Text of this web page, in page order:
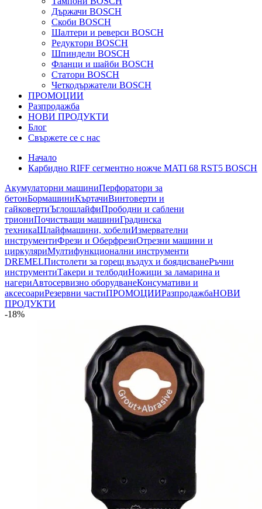
Държачи BOSCH
Скоби BOSCH
Шалтери и реверси BOSCH
Редуктори BOSCH
Шпиндели BOSCH
Фланци и шайби BOSCH
Статори BOSCH
Четкодържатели BOSCH
ПРОМОЦИИ
Разпродажба
НОВИ ПРОДУКТИ
Блог
Свържете се с нас
Начало
Карбидно RIFF сегментно ножче MATI 68 RST5 BOSCH
Акумулаторни машиниПерфоратори за
бетонБормашиниКъртачиВинтоверти и
гайковертиЪглошлайфиПрободни и саблени
триониПочистващи машиниГрадинска
техникаШлайфмашини, хобелиИзмервателни
инструментиФрези и ОберфрезиОтрезни машини и
циркуляриМултифункционални инструменти
DREMELПистолети за горещ въздух и боядисванеРъчни
инструментиТакери и телбодиНожици за ламарина и
нагериАвтосервизно оборудванеКонсумативи и
аксесоариРезервни частиПРОМОЦИИРазпродажбаНОВИ
ПРОДУКТИ
-18%